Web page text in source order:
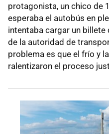
protagonista, un chico de
esperaba el autobús en
intentaba cargar un
de la autoridad de
problema es que el frío y
ralentizaron el proceso